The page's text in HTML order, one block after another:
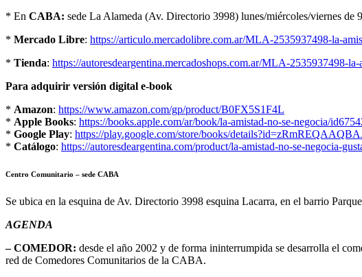
* En CABA: sede La Alameda (Av. Directorio 3998) lunes/miércoles/viernes de
* Mercado Libre: https://articulo.mercadolibre.com.ar/MLA-2535937498-la-
* Tienda: https://autoresdeargentina.mercadoshops.com.ar/MLA-2535937498-
Para adquirir versión digital e-book
* Amazon: https://www.amazon.com/gp/product/B0FX5S1F4L
* Apple Books: https://books.apple.com/ar/book/la-amistad-no-se-negocia/
* Google Play: https://play.google.com/store/books/
* Catálogo: https://autoresdeargentina.com/product/la-amistad-no-se-negocia-
Centro Comunitario – sede CABA
Se ubica en la esquina de Av. Directorio 3998 esquina Lacarra, en el barrio
AGENDA
– COMEDOR: desde el año 2002 y de forma ininterrumpida se desarrolla el
red de Comedores Comunitarios de la CABA.